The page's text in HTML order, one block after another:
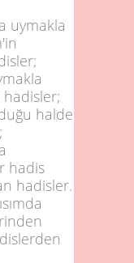
uymakla
hadisler;
halde
hadis
hadisler.